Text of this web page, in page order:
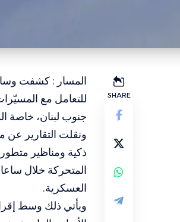
SHARE
المسار : كشفت
للتعامل مع
جنوب لبنان، خاصة
ونقلت التقارير
ذكية ومناظير
المتحركة خلال
العسكرية.
ويأتي ذلك وسط